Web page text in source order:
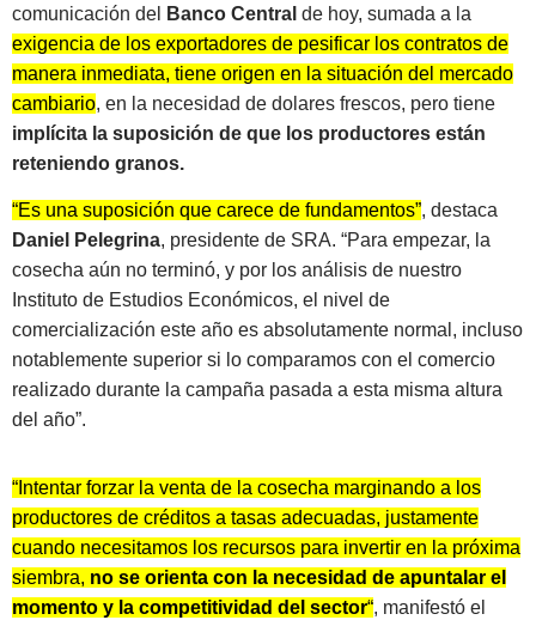
comunicación del
Banco Central de hoy, sumada a la
exigencia de los exportadores de pesificar los contratos de
manera inmediata, tiene origen en la situación del mercado
cambiario, en la necesidad de dolares frescos, pero tiene
implícita la suposición de que los productores están
reteniendo granos.
“Es una suposición que carece de fundamentos”, destaca
Daniel Pelegrina, presidente de SRA. “Para empezar, la
cosecha aún no terminó, y por los análisis de nuestro
Instituto de Estudios Económicos, el nivel de
comercialización este año es absolutamente normal, incluso
notablemente superior si lo comparamos con el comercio
realizado durante la campaña pasada a esta misma altura
del año”.
“Intentar forzar la venta de la cosecha marginando a los
productores de créditos a tasas adecuadas, justamente
cuando necesitamos los recursos para invertir en la próxima
siembra, no se orienta con la necesidad de apuntalar el
momento y la competitividad del sector“, manifestó el